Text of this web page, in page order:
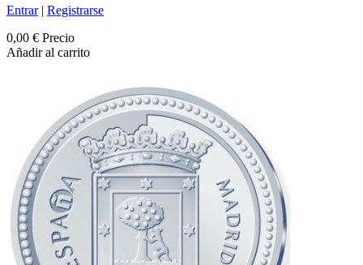
Entrar| Registrarse
0,00 € Precio
Añadir al carrito